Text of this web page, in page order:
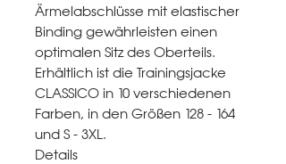
Ärmelabschlüsse mit elastischer
Binding gewährleisten einen
optimalen Sitz des Oberteils.
Erhältlich ist die Trainingsjacke
CLASSICO in 10 verschiedenen
Farben, in den Größen 128 - 164
und S - 3XL.
Details